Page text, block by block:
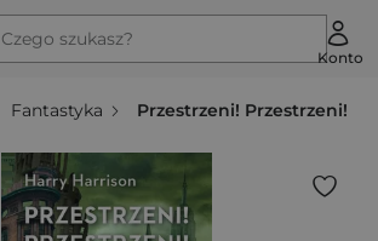
Czego szukasz?
Konto
Fantastyka Przestrzeni! Przestrzeni!